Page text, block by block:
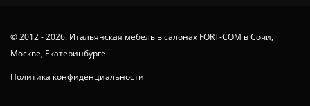
© 2012 - 2026. Итальянская мебель в салонах FORT-COM в Сочи,
Москве, Екатеринбурге
Политика конфиденциальности